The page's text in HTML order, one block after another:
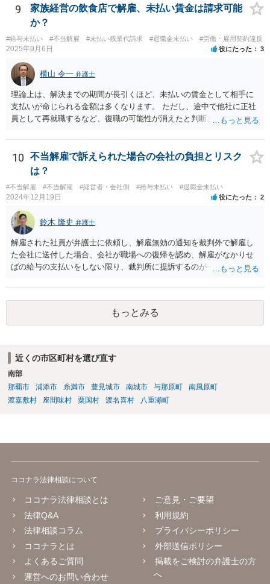
ではないです。 労働契約法１６条では、「解雇は、客観的に合理的な
理由を欠き、社会通念上相当であると認められない場合は、その権利
を濫用したものとして、無効とする。」と定めています。 そのため、
解雇が認められるためには、「改善の見込みがないほどの著しい能力
不足」や「会社に重大な損害を与えた」などの客観的の事情及び証拠
が必要となります。今回のケースのように、一度の会議資料の誤り程
度では、適法な解雇理由として認められることはまずありません。 ま
た、経歴詐称を理由とする解雇が有効になるのは、その詐称が「企業
の採用決定に重大な影響を与えるもの」と考えられています。今回の
ケースでは、過去２年の経歴が「業務委託」か「社員」かという点
は、過去２年間の業務内容自体を左右するものでなく、重大な詐称と
は判断されにくいでしょう。 そのため、いずれの理由も、適法な解雇
理由とすることは出来ないと考えます。 もっとも、上場を控えたベン
チャー企業とのことですし、社内のご事情については、顧問弁護士が
詳しく知るところと推察いたしますので、詳細は顧問弁護士の先生に
相談されるのがよろしいかと思います。
9
家族経営の飲食店で解雇、未払い賃金は請求可能
か？
#給与未払い #不当解雇 #未払い残業代請求 #退職金未払い #労働・雇用契約違反
2025年9月6日 役にたった 3
横山 令一 弁護士
理論上は、解決までの期間が長引くほど、未払いの賃金として相手に
支払いが命じられる金額は多くなります。 ただし、途中で他社に正社
員として再就職するなど、復職の可能性が消えたと判断されると、そ
また、生計を立てるためにアルバイトなどで代わりの収入を得ること
までは否定されませんが、その場合、一定割合を上限に代わりに得た
収入が未払いの賃金の金額から差し引かれることがあります。 そのた
め、必ずしも期間に比例するとは限らないことにご注意ください。 現
在の労働基準法の上では、賃金の請求権の消滅時効は３年間で、給料
日ごとに時効の起算が始まります。そのため、遅くとも、最初の未払
い賃金の給料日から３年以内に訴訟を提起する必要があります。
10
不当解雇で訴えられた場合の会社の負担とリスク
は？
#不当解雇 #不当解雇 #経営者・会社側 #給与未払い #退職金未払い
2024年12月19日 役にたった 2
鈴木 隆史 弁護士
解雇された社員が弁護士に依頼し、解雇無効の通知を裁判外で解雇し
た会社に送付した場合、会社が職場への復帰を認め、解雇がなかりせ
ばの給与の支払いをしない限り、裁判所に提訴するのが一般的な流れ
なると思います。 また、一定期間分の給与を支払い、解雇ではなく円
満退社として和解する形での解決もありあるかもしれませんが、その
場合も和解金は必要になるかと思います。
もっとみる
近くの市区町村を選び直す
南部
那覇市
浦添市 糸満市 豊見城市 南城市 与那原町
南風原町
渡嘉敷村
座間味村 粟国村 渡名喜村 八重瀬町
ココナラ法律相談について
ココナラ法律相談とは
法律Q&A
法律相談コラム
ココナラとは
よくあるご質問
運営へのお問い合わせ
ご意見・ご要望
利用規約
プライバシーポリシー
外部送信ポリシー
掲載をご検討の弁護士の方
へ